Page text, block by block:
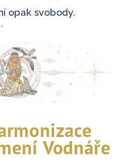
opak svobody.
.
Vodnáře